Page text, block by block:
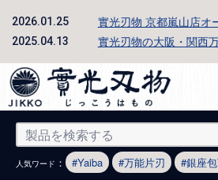
2026.01.25 實光刃物 京都嵐山店オ
2025.04.13 實光刃物の大阪・関西
人気ワード ： Yaiba 万能片刃 銀座